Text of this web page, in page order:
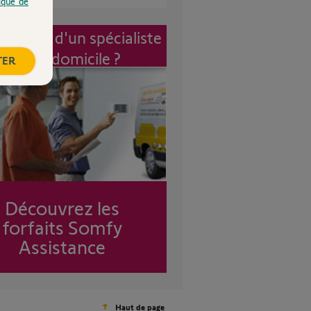
d'un spécialiste
à mon domicile ?
Découvrez les
forfaits Somfy
Assistance
Haut de page